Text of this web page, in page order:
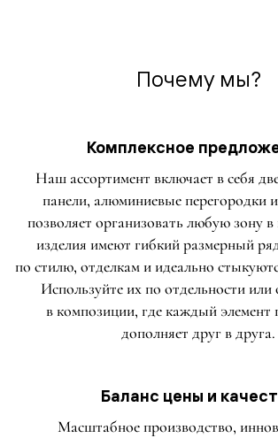
Почему мы?
Комплексное
Наш ассортимент включает в себя
панели, алюминиевые перегородки
позволяет организовать любую зону в
изделия имеют гибкий размерный
по стилю, отделкам и идеально
Используйте их по отдельности или
в композиции, где каждый элемент
дополняет друг в друга.
Баланс цены и
Масштабное производство,